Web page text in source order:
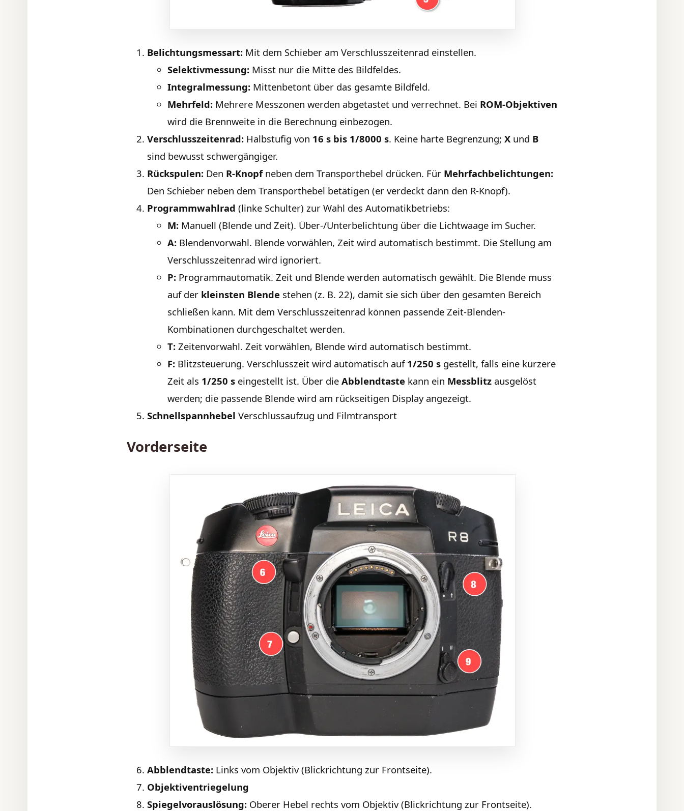
Belichtungsmessart:Mit dem Schieber am Verschlusszeitenrad einstellen.
Selektivmessung:Misst nur die Mitte des Bildfeldes.
Integralmessung:Mittenbetont über das gesamte Bildfeld.
Mehrfeld:Mehrere Messzonen werden abgetastet und verrechnet. Bei ROM-Objektiven
wird die Brennweite in die Berechnung einbezogen.
Verschlusszeitenrad:Halbstufig von 16 s bis 1/8000 s. Keine harte Begrenzung; Xund B
sind bewusst schwergängiger.
Rückspulen:Den R-Knopfneben dem Transporthebel drücken. Für Mehrfachbelichtungen:
Den Schieber neben dem Transporthebel betätigen (er verdeckt dann den R-Knopf).
Programmwahlrad (linke Schulter) zur Wahl des Automatikbetriebs:
M:Manuell (Blende und Zeit). Über-/Unterbelichtung über die Lichtwaage im Sucher.
A:Blendenvorwahl. Blende vorwählen, Zeit wird automatisch bestimmt. Die Stellung am
Verschlusszeitenrad wird ignoriert.
P:Programmautomatik. Zeit und Blende werden automatisch gewählt. Die Blende muss
auf der kleinsten Blende stehen (z. B. 22), damit sie sich über den gesamten Bereich
schließen kann. Mit dem Verschlusszeitenrad können passende Zeit-Blenden-
Kombinationen durchgeschaltet werden.
T:Zeitenvorwahl. Zeit vorwählen, Blende wird automatisch bestimmt.
F:Blitzsteuerung. Verschlusszeit wird automatisch auf 1/250 sgestellt, falls eine kürzere
Zeit als 1/250 seingestellt ist. Über die Abblendtaste kann ein Messblitzausgelöst
werden; die passende Blende wird am rückseitigen Display angezeigt.
Schnellspannhebel Verschlussaufzug und Filmtransport
Vorderseite
Abblendtaste:Links vom Objektiv (Blickrichtung zur Frontseite).
Objektiventriegelung
Spiegelvorauslösung:Oberer Hebel rechts vom Objektiv (Blickrichtung zur Frontseite).